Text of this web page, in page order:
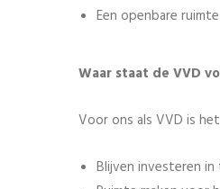
Een openbare
Waar staat de VVD
Voor ons als VVD is
Blijven investeren